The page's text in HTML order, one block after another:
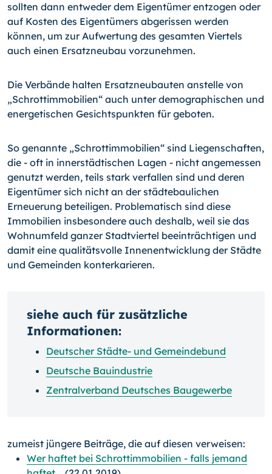
sollten dann entweder dem Eigentümer entzogen oder
auf Kosten des Eigentümers abgerissen werden
können, um zur Aufwertung des gesamten Viertels
auch einen Ersatzneubau vorzunehmen.
Die Verbände halten Ersatzneubauten anstelle von
„Schrottimmobilien“ auch unter demographischen und
energetischen Gesichtspunkten für geboten.
So genannte „Schrottimmobilien“ sind Liegenschaften,
die - oft in innerstädtischen Lagen - nicht angemessen
genutzt werden, teils stark verfallen sind und deren
Eigen­tümer sich nicht an der städtebaulichen
Erneuerung beteiligen. Problematisch sind diese
Immobilien insbesondere auch deshalb, weil sie das
Wohnumfeld ganzer Stadt­viertel beeinträchtigen und
damit eine qualitätsvolle Innenentwicklung der Städte
und Gemeinden konterkarieren.
siehe auch für zusätzliche
Informationen:
Deutscher Städte- und Gemeindebund
Deutsche Bauindustrie
Zentralverband Deutsches Baugewerbe
zumeist jüngere Beiträge, die auf diesen verweisen:
Wer haftet bei Schrottimmobilien - falls jemand